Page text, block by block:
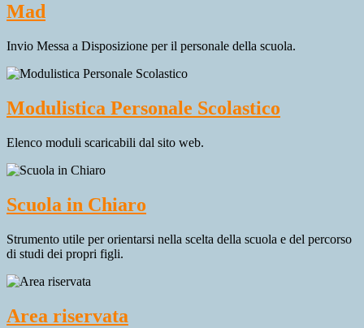
Mad
Invio Messa a Disposizione per il personale della scuola.
Modulistica Personale Scolastico
Elenco moduli scaricabili dal sito web.
Scuola in Chiaro
Strumento utile per orientarsi nella scelta della scuola e del percorso
di studi dei propri figli.
Area riservata